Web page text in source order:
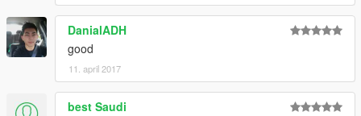
DanialADH
good
11. april 2017
best Saudi